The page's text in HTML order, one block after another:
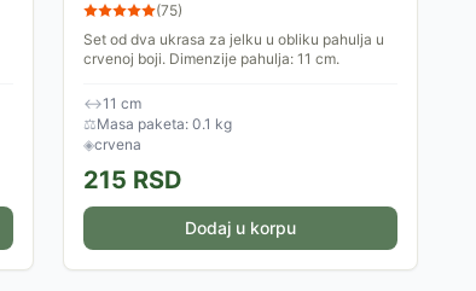
(75)
Set od dva ukrasa za jelku u obliku pahulja u
crvenoj boji. Dimenzije pahulja: 11 cm.
↔11 cm
⚖Masa paketa: 0.1 kg
◈crvena
215 RSD
Dodaj u korpu